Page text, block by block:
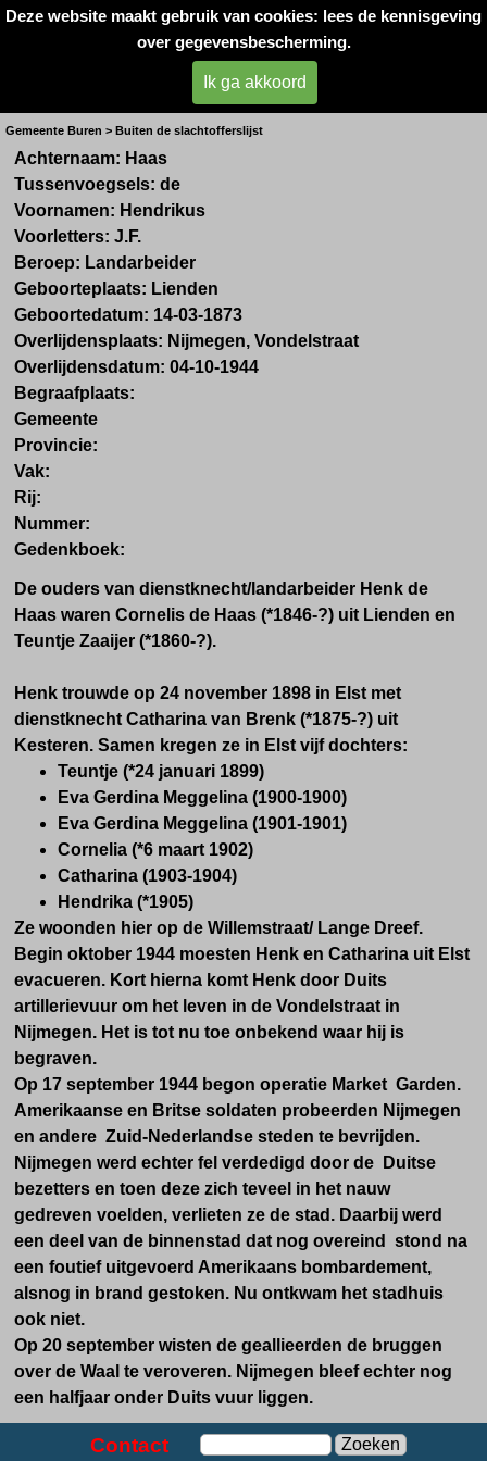
Deze website maakt gebruik van cookies: lees de kennisgeving
over gegevensbescherming.
Ik ga akkoord
Oorlogsslachtoffers
West- Betuwe
Dhr. H. de Haas uit Lienden
Gemeente Buren > Buiten de slachtofferslijst
Achternaam: Haas
Tussenvoegsels: de
Voornamen: Hendrikus
Voorletters: J.F.
Beroep: Landarbeider
Geboorteplaats: Lienden
Geboortedatum: 14-03-1873
Overlijdensplaats: Nijmegen, Vondelstraat
Overlijdensdatum: 04-10-1944
Begraafplaats:
Gemeente
Provincie:
Vak:
Rij:
Nummer:
Gedenkboek:
De ouders van dienstknecht/landarbeider Henk de
Haas waren Cornelis de Haas (*1846-?) uit Lienden en
Teuntje Zaaijer (*1860-?).
Henk trouwde op 24 november 1898 in Elst met
dienstknecht Catharina van Brenk (*1875-?) uit
Kesteren. Samen kregen ze in Elst vijf dochters:
Teuntje (*24 januari 1899)
Eva Gerdina Meggelina (1900-1900)
Eva Gerdina Meggelina (1901-1901)
Cornelia (*6 maart 1902)
Catharina (1903-1904)
Hendrika (*1905)
Ze woonden hier op de Willemstraat/ Lange Dreef.
Begin oktober 1944 moesten Henk en Catharina uit Elst
evacueren. Kort hierna komt Henk door Duits
artillerievuur om het leven in de Vondelstraat in
Nijmegen. Het is tot nu toe onbekend waar hij is
begraven.
Op 17 september 1944 begon operatie Market Garden.
Amerikaanse en Britse soldaten probeerden Nijmegen
en andere Zuid-Nederlandse steden te bevrijden.
Nijmegen werd echter fel verdedigd door de Duitse
bezetters en toen deze zich teveel in het nauw
gedreven voelden, verlieten ze de stad. Daarbij werd
een deel van de binnenstad dat nog overeind stond na
een foutief uitgevoerd Amerikaans bombardement,
alsnog in brand gestoken. Nu ontkwam het stadhuis
ook niet.
Op 20 september wisten de geallieerden de bruggen
over de Waal te veroveren. Nijmegen bleef echter nog
een halfjaar onder Duits vuur liggen.
Contact Zoeken